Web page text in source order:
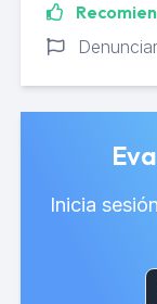
Denunciar
Inicia